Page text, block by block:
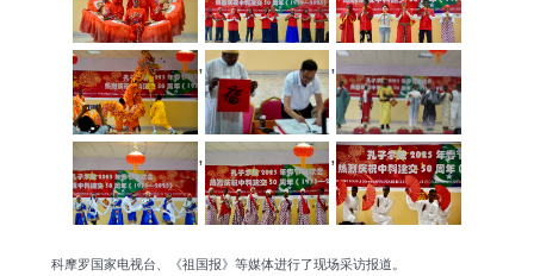
, ,
, ,
科摩罗国家电视台、《祖国报》等媒体进行了现场采访报道。